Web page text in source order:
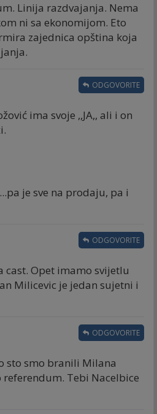
Linija razdvajanja. Nema
ni sa ekonomijom. Eto
zajednica opština koja
ima svoje ,,JA,, ali i on
ODGOVORITE
je sve na prodaju, pa i
cast. Opet imamo svijetlu
Milicevic je jedan sujetni i
ODGOVORITE
sto smo branili Milana
Tebi Nacelbice
ODGOVORITE